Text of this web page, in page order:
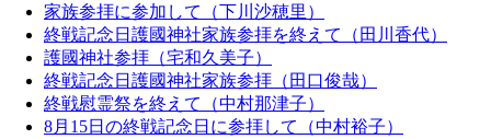
家族参拝に参加して（下川沙穂里）
終戦記念日護國神社家族参拝を終えて（田川香代）
護國神社参拝（宅和久美子）
終戦記念日護國神社家族参拝（田口俊哉）
終戦慰霊祭を終えて（中村那津子）
8月15日の終戦記念日に参拝して（中村裕子）